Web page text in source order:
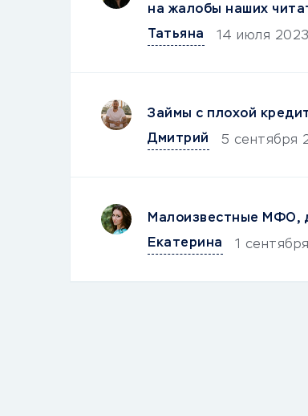
на жалобы наших
Татьяна
14 июля 2023
Займы с плохой
Дмитрий
5 сентября
Малоизвестные МФО,
Екатерина
1